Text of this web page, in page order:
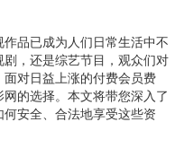
品已成为人们日常生活中不
，还是综艺节目，观众们对
对日益上涨的付费会员费
的选择。本文将带您深入了
安全、合法地享受这些资